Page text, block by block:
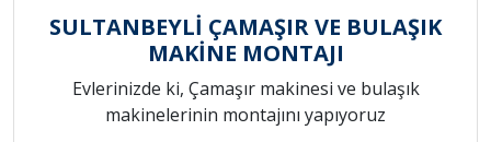
SULTANBEYLİ ÇAMAŞIR VE BULAŞIK
MAKİNE MONTAJI
Evlerinizde ki, Çamaşır makinesi ve bulaşık
makinelerinin montajını yapıyoruz